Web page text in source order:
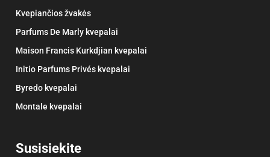
Kvepiančios žvakės
Parfums De Marly kvepalai
Maison Francis Kurkdjian kvepalai
Initio Parfums Privés kvepalai
Byredo kvepalai
Montale kvepalai
Susisiekite